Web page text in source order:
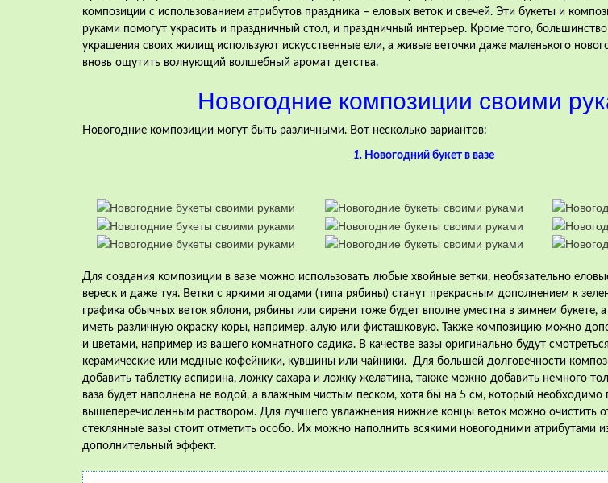
композиции с использованием атрибутов праздника – еловых веток и свечей. Эти букеты и
руками помогут украсить и праздничный стол, и праздничный интерьер. Кроме того,
украшения своих жилищ используют искусственные ели, а живые веточки даже маленького
вновь ощутить волнующий волшебный аромат детства.
Новогодние композиции своими
Новогодние композиции могут быть различными. Вот несколько вариантов:
1. Новогодний букет в вазе
Для создания композиции в вазе можно использовать любые хвойные ветки, необязательно
вереск и даже туя. Ветки с яркими ягодами (типа рябины) станут прекрасным дополнением к
графика обычных веток яблони, рябины или сирени тоже будет вполне уместна в зимнем букете,
иметь различную окраску коры, например, алую или фисташковую. Также композицию можно
и цветами, например из вашего комнатного садика. В качестве вазы оригинально будут
керамические или медные кофейники, кувшины или чайники. Для большей долговечности
добавить таблетку аспирина, ложку сахара и ложку желатина, также можно добавить немного
ваза будет наполнена не водой, а влажным чистым песком, хотя бы на 5 см, который необходимо
вышеперечисленным раствором. Для лучшего увлажнения нижние концы веток можно очистить
стеклянные вазы стоит отметить особо. Их можно наполнить всякими новогодними атрибутами
дополнительный эффект.